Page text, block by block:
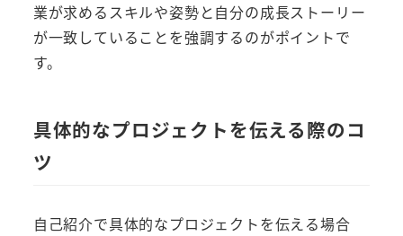
業が求めるスキルや姿勢と自分の成長ストーリー
が一致していることを強調するのがポイントで
す。
具体的なプロジェクトを伝える際のコ
ツ
自己紹介で具体的なプロジェクトを伝える場合